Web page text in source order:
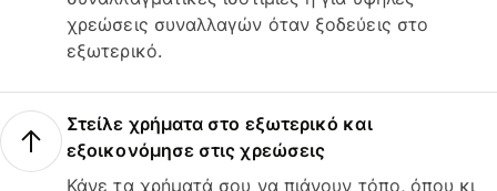
χρεώσεις συναλλαγών όταν ξοδεύεις στο
εξωτερικό.
Στείλε χρήματα στο εξωτερικό και
εξοικονόμησε στις χρεώσεις
Κάνε τα χρήματά σου να πιάνουν τόπο, όπου κι